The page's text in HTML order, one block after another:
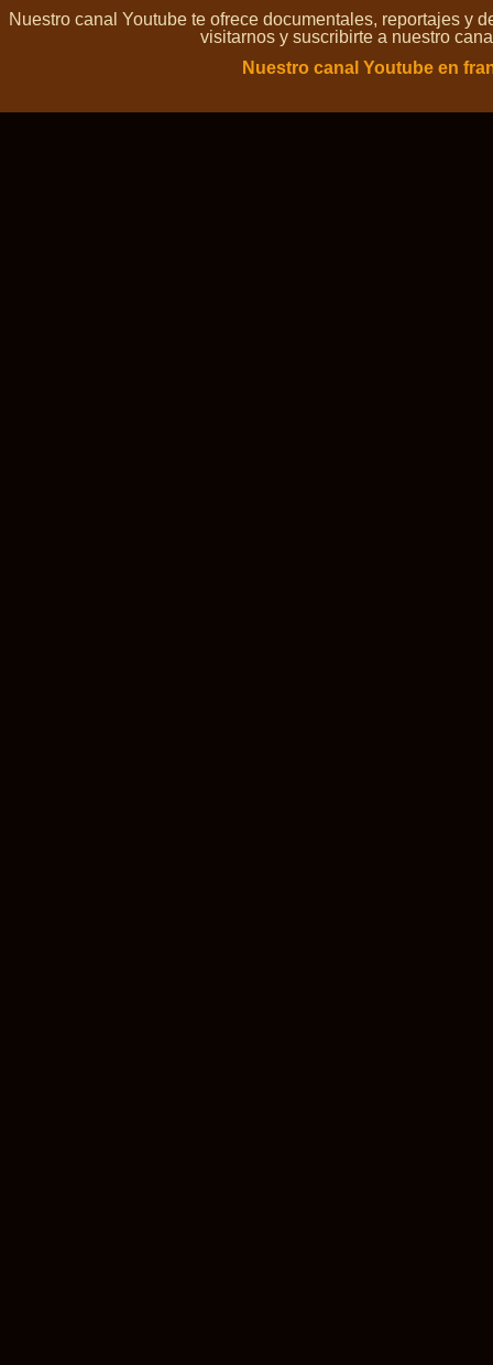
Nuestro canal Youtube te ofrece documentales, reportajes y
visitarnos y suscribirte a nuestro
Nuestro canal Youtube en